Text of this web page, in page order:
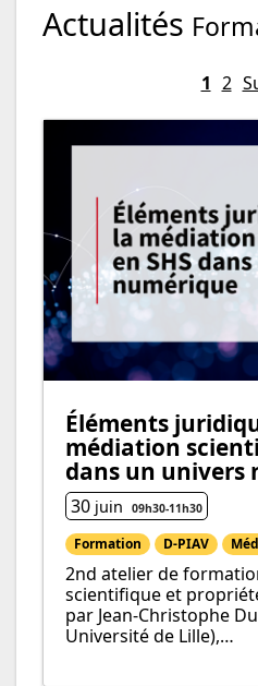
Actualités
1 2
Éléments
médiation
dans un univers
30 juin 09h30-11h30
Formation D-PIAV
2nd atelier de
scientifique et
par Jean-Christophe
Université de Lille),…